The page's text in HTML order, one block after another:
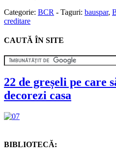
Categorie: BCR - Taguri: bauspar,
creditare
CAUTĂ ÎN SITE
22 de greșeli pe care
decorezi casa
BIBLIOTECĂ: